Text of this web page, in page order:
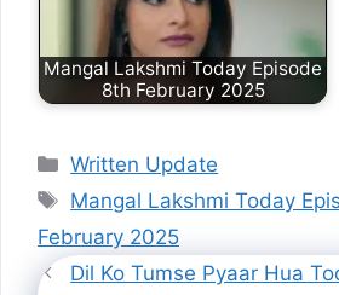
Mangal Lakshmi Today Episode
8th February 2025
Categories
Written Update
Tags
Mangal Lakshmi Today
February 2025
Dil Ko Tumse Pyaar Hua